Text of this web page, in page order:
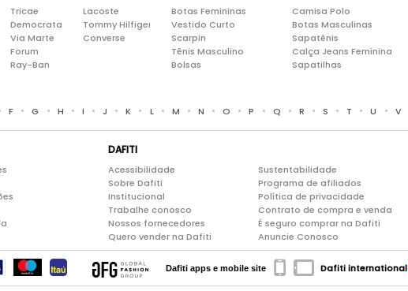
Tricae
Democrata
Via Marte
Forum
Ray-Ban
Lacoste
Tommy Hilfiger
Converse
Botas Femininas
Vestido Curto
Scarpin
Tênis Masculino
Bolsas
Camisa Polo
Botas Masculinas
Sapatênis
Calça Jeans Feminina
Sapatilhas
F • G • H • I • J • K • L • M • N • O • P • Q • R • S • T • U • V
DAFITI
Acessibilidade
Sobre Dafiti
Institucional
Trabalhe conosco
Nossos fornecedores
Quero vender na Dafiti
Sustentabilidade
Programa de afiliados
Política de privacidade
Contrato de compra e venda
É seguro comprar na Dafiti
Anuncie Conosco
Dafiti apps e mobile site Dafiti international